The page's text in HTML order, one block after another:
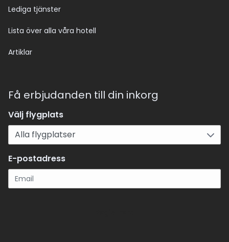
Lediga tjänster
Lista över alla våra hotell
Artiklar
Få erbjudanden till din inkorg
Välj flygplats
E-postadress